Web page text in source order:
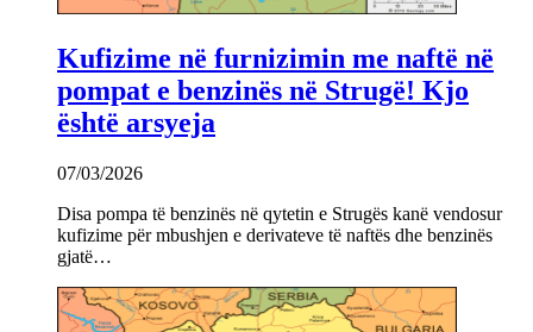
Kufizime në furnizimin me naftë në
pompat e benzinës në Strugë! Kjo
është arsyeja
07/03/2026
Disa pompa të benzinës në qytetin e Strugës kanë vendosur
kufizime për mbushjen e derivateve të naftës dhe benzinës
gjatë…